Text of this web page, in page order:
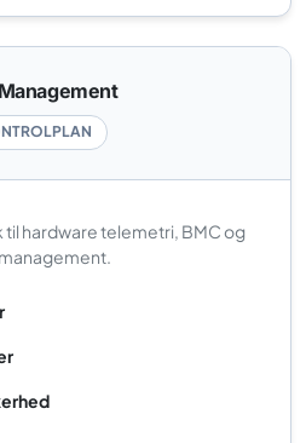
hardware telemetri, BMC og